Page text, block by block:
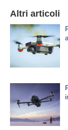
Altri articoli